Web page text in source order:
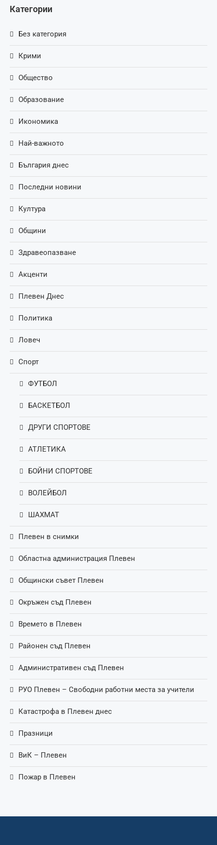
Категории
Без категория
Крими
Общество
Образование
Икономика
Най-важното
България днес
Последни новини
Култура
Общини
Здравеопазване
Акценти
Плевен Днес
Политика
Ловеч
Спорт
ФУТБОЛ
БАСКЕТБОЛ
ДРУГИ СПОРТОВЕ
АТЛЕТИКА
БОЙНИ СПОРТОВЕ
ВОЛЕЙБОЛ
ШАХМАТ
Плевен в снимки
Областна администрация Плевен
Общински съвет Плевен
Окръжен съд Плевен
Времето в Плевен
Районен съд Плевен
Административен съд Плевен
РУО Плевен – Свободни работни места за учители
Катастрофа в Плевен днес
Празници
ВиК – Плевен
Пожар в Плевен